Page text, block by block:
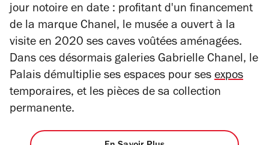
jour notoire en date : profitant d'un financement
de la marque Chanel, le musée a ouvert à la
visite en 2020 ses caves voûtées aménagées.
Dans ces désormais galeries Gabrielle Chanel, le
Palais démultiplie ses espaces pour ses expos
temporaires, et les pièces de sa collection
permanente.